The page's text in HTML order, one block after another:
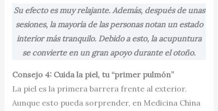
Su efecto es muy relajante. Además, después de unas
sesiones, la mayoría de las personas notan un estado
interior más tranquilo. Debido a esto, la acupuntura
se convierte en un gran apoyo durante el otoño.
Consejo 4: Cuida la piel, tu “primer pulmón”
La piel es la primera barrera frente al exterior.
Aunque esto pueda sorprender, en Medicina China